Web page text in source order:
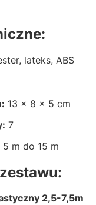
lateks, ABS
13 x 8 x 5 cm
7
5 m do 15 m
2,5-7,5m